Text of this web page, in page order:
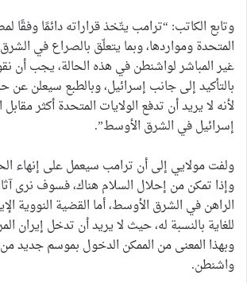
وتابع الكاتب: “ترامب يتّخذ قراراته دائمًا وفقًا
المتحدة ومواردها، وبما يتعلّق بالصراع في
غير المباشر لواشنطن في هذه الحالة، يجب أن
بالتأكيد إلى جانب إسرائيل، وبالطبع سيعلن
لأنه لا يريد أن تدفع الولايات المتحدة أكثر
إسرائيل في الشرق الأوسط”.
ولفت مولايي إلى أن ترامب سيعمل على إنهاء
وإذا تمكن من إحلال السلام هناك، فسوف نرى
الراهن في الشرق الأوسط، أما القضية النووية
للغاية بالنسبة له، حيث لا يريد أن تدخل إيران
وبهذا المعنى من الممكن الدخول بموسم جديد
واشنطن.